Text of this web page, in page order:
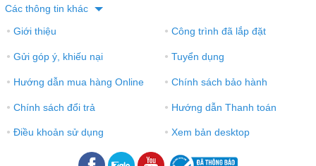
Các thông tin khác
● Giới thiệu ● Công trình đã lắp đặt
● Gửi góp ý, khiếu nại ● Tuyển dụng
● Hướng dẫn mua hàng Online ● Chính sách bảo hành
● Chính sách đổi trả ● Hướng dẫn Thanh toán
● Điều khoản sử dụng ● Xem bản desktop